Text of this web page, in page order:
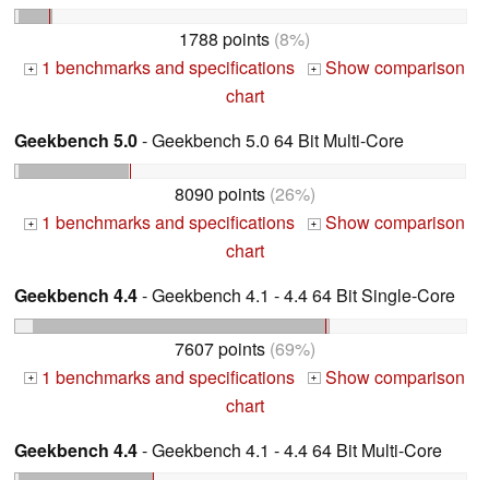
1788 points (8%)
+ 1 benchmarks and specifications + Show comparison
chart
Geekbench 5.0- Geekbench 5.0 64 Bit Multi-Core
8090 points(26%)
+ 1 benchmarks and specifications + Show comparison
chart
Geekbench 4.4- Geekbench 4.1 - 4.4 64 Bit Single-Core
7607 points(69%)
+ 1 benchmarks and specifications + Show comparison
chart
Geekbench 4.4- Geekbench 4.1 - 4.4 64 Bit Multi-Core